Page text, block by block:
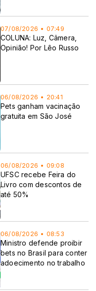
07/08/2026 • 07:49
COLUNA: Luz, Câmera,
Opinião! Por Lêo Russo
06/08/2026 • 20:41
Pets ganham vacinação
gratuita em São José
06/08/2026 • 09:08
UFSC recebe Feira do
Livro com descontos de
até 50%
06/08/2026 • 08:53
Ministro defende proibir
bets no Brasil para conter
adoecimento no trabalho